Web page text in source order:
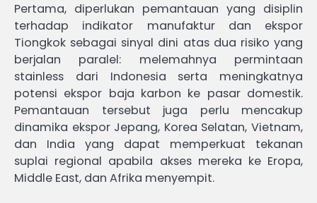
Pertama, diperlukan pemantauan yang disiplin
terhadap indikator manufaktur dan ekspor
Tiongkok sebagai sinyal dini atas dua risiko yang
berjalan paralel: melemahnya permintaan
stainless dari Indonesia serta meningkatnya
potensi ekspor baja karbon ke pasar domestik.
Pemantauan tersebut juga perlu mencakup
dinamika ekspor Jepang, Korea Selatan, Vietnam,
dan India yang dapat memperkuat tekanan
suplai regional apabila akses mereka ke Eropa,
Middle East, dan Afrika menyempit.